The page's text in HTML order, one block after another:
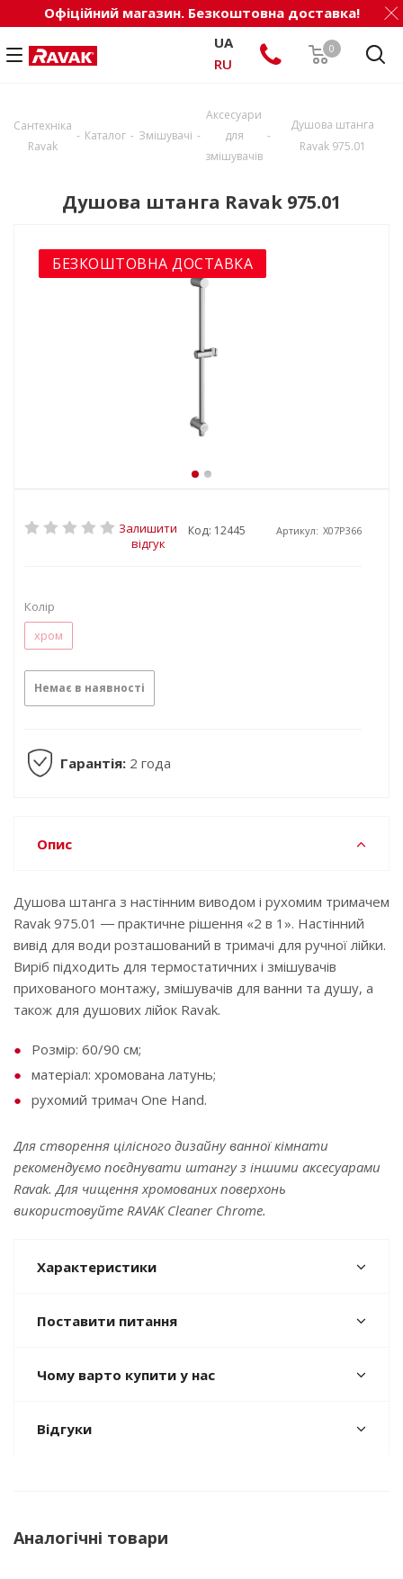
Офіційний магазин. Безкоштовна доставка!
0
UA
RU
Сантехніка
Ravak
- Каталог - Змішувачі -
Аксесуари
для
змішувачів
-
Душова штанга
Ravak 975.01
Душова штанга Ravak 975.01
БЕЗКОШТОВНА ДОСТАВКА
Залишити
відгук
Код: 12445 Артикул: X07P366
Колір
хром
Немає в наявності
Гарантія: 2 года
Опис
Душова штанга з настінним виводом і рухомим тримачем
Ravak 975.01 ― практичне рішення «2 в 1». Настінний
вивід для води розташований в тримачі для ручної лійки.
Виріб підходить для термостатичних і змішувачів
прихованого монтажу, змішувачів для ванни та душу, а
також для душових лійок Ravak.
Розмір: 60/90 см;
матеріал: хромована латунь;
рухомий тримач One Hand.
Для створення цілісного дизайну ванної кімнати
рекомендуємо поєднувати штангу з іншими аксесуарами
Ravak. Для чищення хромованих поверхонь
використовуйте RAVAK Cleaner Chrome.
Характеристики
Поставити питання
Чому варто купити у нас
Відгуки
Аналогічні товари